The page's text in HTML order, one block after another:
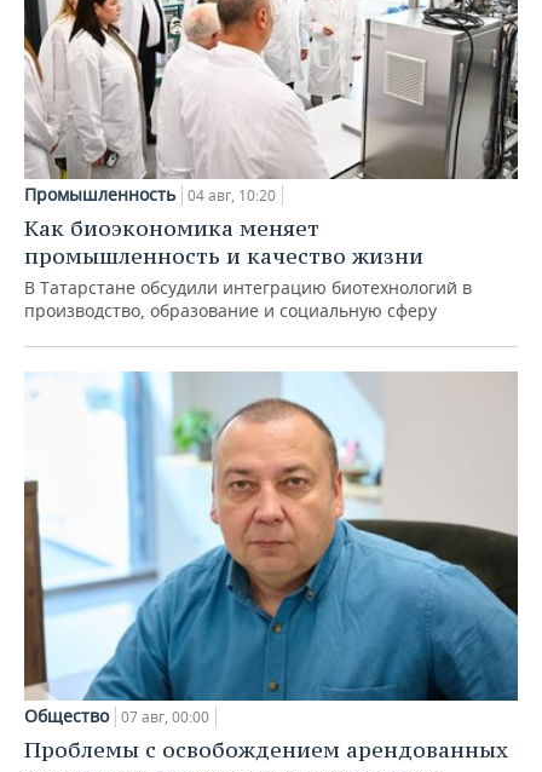
Промышленность 04 авг, 10:20
Как биоэкономика меняет
промышленность и качество жизни
В Татарстане обсудили интеграцию биотехнологий в
производство, образование и социальную сферу
Общество 07 авг, 00:00
Проблемы с освобождением арендованных